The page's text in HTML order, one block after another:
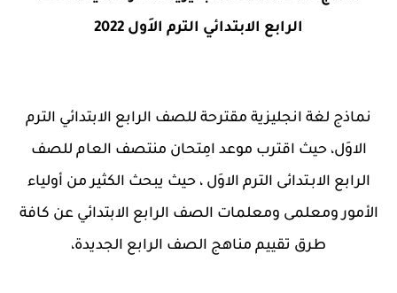
الرابع الابتدائي الترم الاَول 2022
نماذج لغة انجليزية مقترحة للصف الرابع الابتدائي الترم
الاوَل، حيث اقترب موعد امِتحان منتصف العام للصف
الرابع الابـتدائى الترم الاوَل ، حيث يبحث الكثير من أولياء
الأمور ومعلمى ومعلمات الصف الرابع الابتدائي عن كافة
طرق تقييم مناهج الصف الرابع الجديدة،